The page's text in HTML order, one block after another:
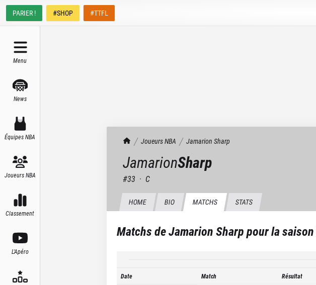
PARIER ! #SHOP #TTFL
Menu
News
Équipes NBA
Joueurs NBA
Classement
L'Apéro
TrashTalk Actu NBA
Joueurs NBA Jamarion Sharp
JamarionSharp
#33 · C
HOME BIO MATCHS STATS
Matchs deJamarion Sharppour la saison
Date Match Résultat